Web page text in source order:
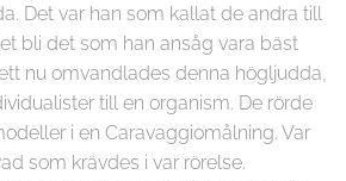
Det var han som kallat de andra till
bli det som han ansåg vara bäst
nu omvandlades denna högljudda,
till en organism. De rörde
i en Caravaggiomålning. Var
som krävdes i var rörelse.